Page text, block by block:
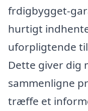
frdigbygget-
hurtigt
uforpligtende
Dette giver dig
sammenligne
træffe et